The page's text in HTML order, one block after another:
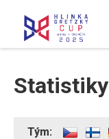
Statistiky
Tým: